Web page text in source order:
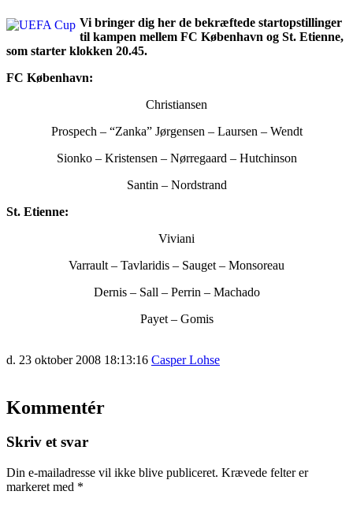
Vi bringer dig her de bekræftede startopstillinger
til kampen mellem FC København og St. Etienne,
som starter klokken 20.45.
FC København:
Christiansen
Prospech – “Zanka” Jørgensen – Laursen – Wendt
Sionko – Kristensen – Nørregaard – Hutchinson
Santin – Nordstrand
St. Etienne:
Viviani
Varrault – Tavlaridis – Sauget – Monsoreau
Dernis – Sall – Perrin – Machado
Payet – Gomis
d. 23 oktober 2008 18:13:16 Casper Lohse
Kommentér
Skriv et svar
Din e-mailadresse vil ikke blive publiceret. Krævede felter er
markeret med *